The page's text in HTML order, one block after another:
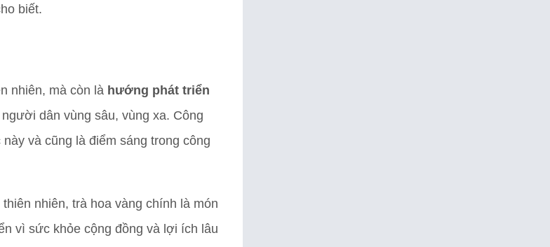
biết.
nhiên, mà còn là hướng phát triển
dân vùng sâu, vùng xa. Công
và cũng là điểm sáng trong công
nhiên, trà hoa vàng chính là món
vì sức khỏe cộng đồng và lợi ích lâu